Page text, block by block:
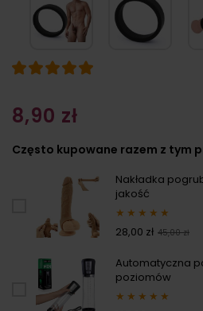
8,90 zł
Często kupowane razem z tym
Nakładka
jakość
★ ★ ★ ★ ★
28,00 zł 45,00 zł
Automatyczna
poziomów
★ ★ ★ ★ ★